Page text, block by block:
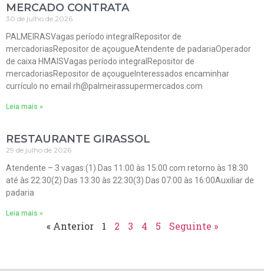
MERCADO CONTRATA
30 de julho de 2026
PALMEIRASVagas período integralRepositor de
mercadoriasRepositor de açougueAtendente de padariaOperador
de caixa HMAISVagas período integralRepositor de
mercadoriasRepositor de açougueInteressados encaminhar
currículo no email rh@palmeirassupermercados.com
Leia mais »
RESTAURANTE GIRASSOL
29 de julho de 2026
Atendente – 3 vagas:(1) Das 11:00 às 15:00 com retorno às 18:30
até às 22:30(2) Das 13:30 às 22:30(3) Das 07:00 às 16:00Auxiliar de
padaria
Leia mais »
« Anterior 1 2 3 4 5 Seguinte »